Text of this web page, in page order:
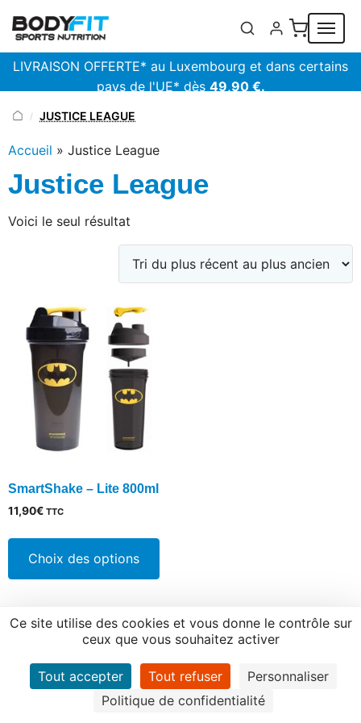
Ce site utilise des cookies et vous donne le contrôle sur
ceux que vous souhaitez activer
Tout accepter Tout refuser
Personnaliser
Politique de confidentialité
LIVRAISON OFFERTE* au Luxembourg et dans certains
pays de l'UE* dès 49,90 €.
/ JUSTICE LEAGUE
Accueil » Justice League
Justice League
Voici le seul résultat
SmartShake – Lite 800ml
11,90€ TTC
Choix des options
a
variations.
Les
peuvent
être